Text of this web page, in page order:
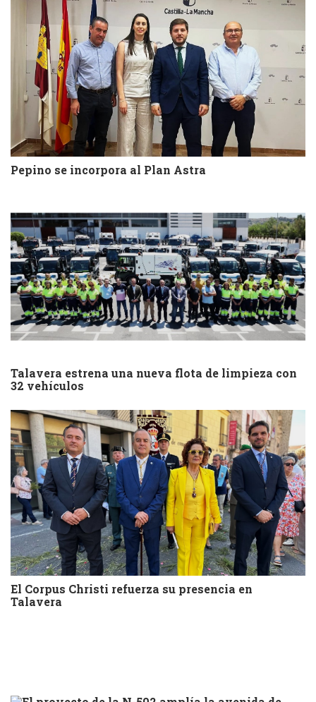
Pepino se incorpora al Plan Astra
Talavera estrena una nueva flota de limpieza con
32 vehículos
El Corpus Christi refuerza su presencia en
Talavera